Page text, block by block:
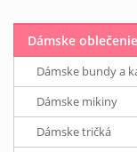
Dámske oblečenie
Dámske bundy a
Dámske mikiny
Dámske tričká